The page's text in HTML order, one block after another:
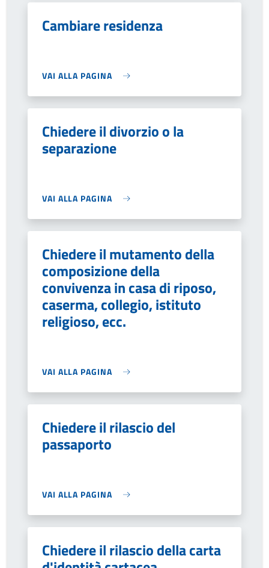
Cambiare residenza
VAI ALLA PAGINA
Chiedere il divorzio o la
separazione
VAI ALLA PAGINA
Chiedere il mutamento della
composizione della
convivenza in casa di riposo,
caserma, collegio, istituto
religioso, ecc.
VAI ALLA PAGINA
Chiedere il rilascio del
passaporto
VAI ALLA PAGINA
Chiedere il rilascio della carta